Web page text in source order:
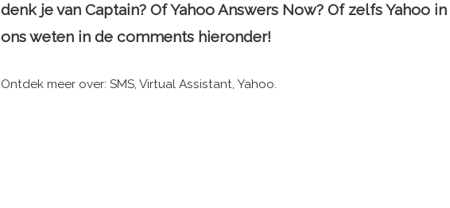
denk je van Captain? Of Yahoo Answers Now? Of zelfs Yahoo
ons weten in de comments hieronder!
Ontdek meer over: SMS, Virtual Assistant, Yahoo.